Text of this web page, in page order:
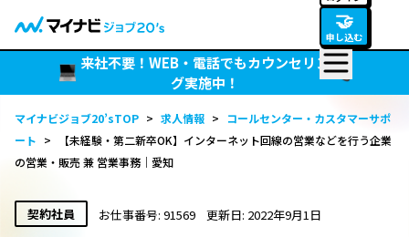
🤝
申し込む
来社不要！WEB・電話でもカウンセリン
グ実施中！
マイナビジョブ20’sTOP > 求人情報 >
コールセンター・カスタマーサポ
ート >
【未経験・第二新卒OK】インターネット回線の営業などを行う企業
の営業・販売 兼 営業事務｜愛知
契約社員 お仕事番号: 91569 更新日: 2022年9月1日